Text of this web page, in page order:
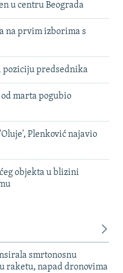
u centru Beograda
na prvim izborima s
poziciju predsednika
marta pogubio
Plenković najavio
objekta u blizini
smrtonosnu
raketu, napad dronovima